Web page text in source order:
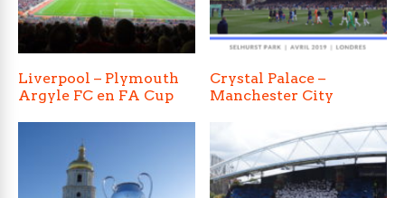
Liverpool – Plymouth
Argyle FC en FA Cup
Crystal Palace –
Manchester City